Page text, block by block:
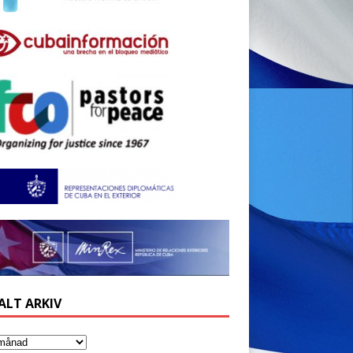
ARKIV